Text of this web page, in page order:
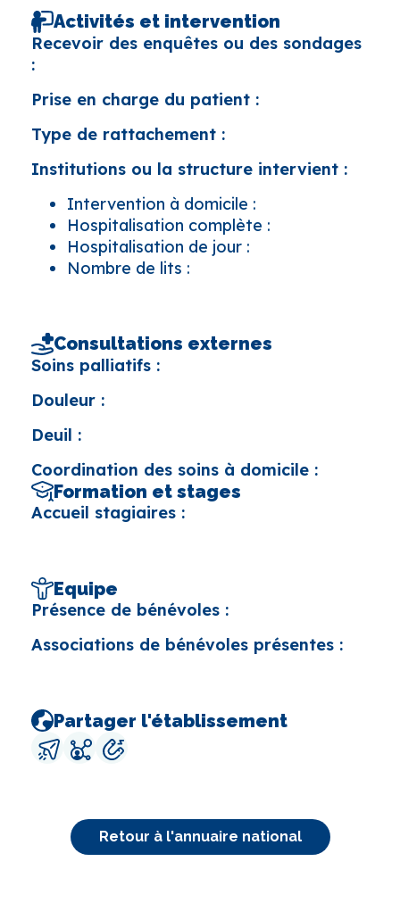
Activités et intervention
Recevoir des enquêtes ou des sondages
:
Prise en charge du patient :
Type de rattachement :
Institutions ou la structure intervient :
Intervention à domicile :
Hospitalisation complète :
Hospitalisation de jour :
Nombre de lits :
Consultations externes
Soins palliatifs :
Douleur :
Deuil :
Coordination des soins à domicile :
Formation et stages
Accueil stagiaires :
Equipe
Présence de bénévoles :
Associations de bénévoles présentes :
Partager l'établissement
Retour à l'annuaire national